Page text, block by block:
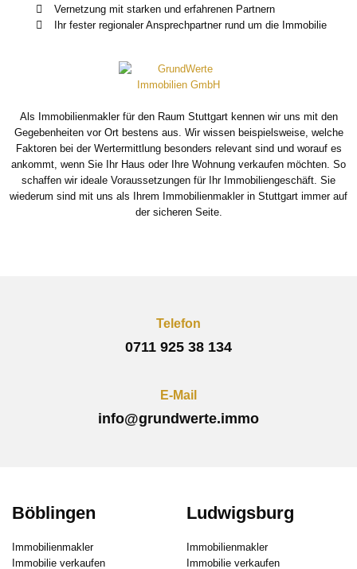
Vernetzung mit starken und erfahrenen Partnern
Ihr fester regionaler Ansprechpartner rund um die Immobilie
Als Immobilienmakler für den Raum Stuttgart kennen wir uns mit den
Gegebenheiten vor Ort bestens aus. Wir wissen beispielsweise, welche
Faktoren bei der Wertermittlung besonders relevant sind und worauf es
ankommt, wenn Sie Ihr Haus oder Ihre Wohnung verkaufen möchten. So
schaffen wir ideale Voraussetzungen für Ihr Immobiliengeschäft. Sie
wiederum sind mit uns als Ihrem Immobilienmakler in Stuttgart immer auf
der sicheren Seite.
Telefon
0711 925 38 134
E-Mail
info@grundwerte.immo
Böblingen
Immobilienmakler
Immobilie verkaufen
Ludwigsburg
Immobilienmakler
Immobilie verkaufen